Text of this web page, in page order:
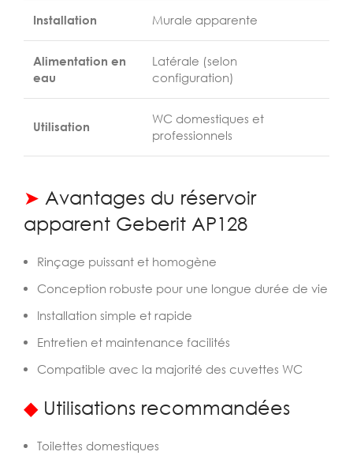
Installation Murale apparente
Alimentation en
eau
Latérale (selon
configuration)
Utilisation
WC domestiques et
professionnels
➤ Avantages du réservoir
apparent Geberit AP128
Rinçage puissant et homogène
Conception robuste pour une longue durée de vie
Installation simple et rapide
Entretien et maintenance facilités
Compatible avec la majorité des cuvettes WC
◆Utilisations recommandées
Toilettes domestiques